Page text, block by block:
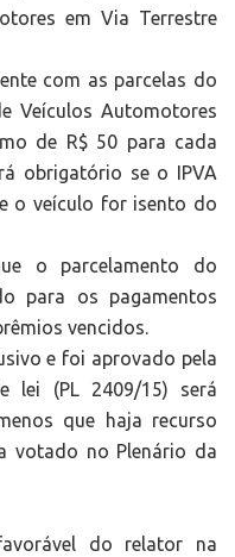
em Via Terrestre
com as parcelas do
Veículos Automotores
de R$ 50 para cada
obrigatório se o IPVA
o veículo for isento do
o parcelamento do
para os pagamentos
vencidos.
e foi aprovado pela
lei (PL 2409/15) será
que haja recurso
votado no Plenário da
do relator na